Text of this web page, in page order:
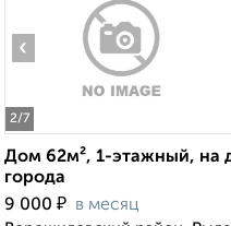
2/7
‹
Дом 62м², 1-этажный, на
города
9 000 ₽ в месяц